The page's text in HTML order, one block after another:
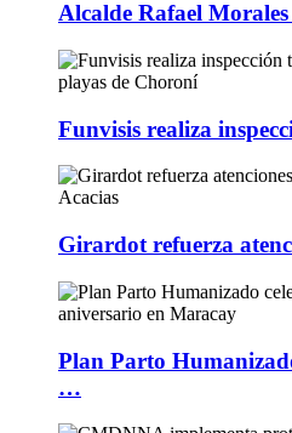
Alcalde Rafael
Funvisis realiza
Girardot refuerza
Plan Parto
…